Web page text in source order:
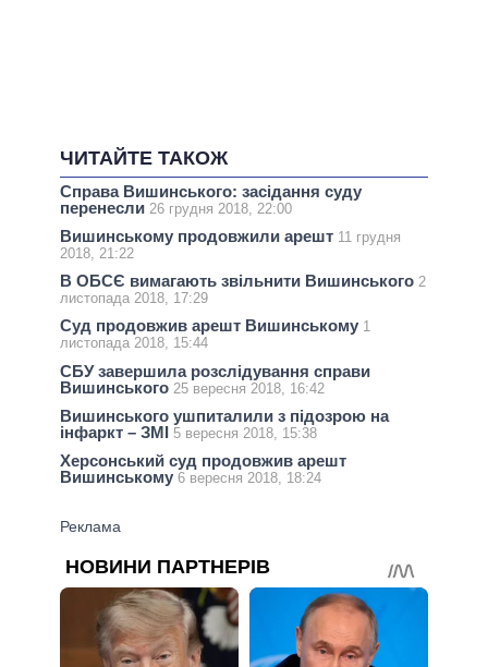
ЧИТАЙТЕ ТАКОЖ
Справа Вишинського: засідання суду
перенесли 26 грудня 2018, 22:00
Вишинському продовжили арешт 11 грудня
2018, 21:22
В ОБСЄ вимагають звільнити Вишинського 2
листопада 2018, 17:29
Суд продовжив арешт Вишинському 1
листопада 2018, 15:44
СБУ завершила розслідування справи
Вишинського 25 вересня 2018, 16:42
Вишинського ушпиталили з підозрою на
інфаркт – ЗМІ 5 вересня 2018, 15:38
Херсонський суд продовжив арешт
Вишинському 6 вересня 2018, 18:24